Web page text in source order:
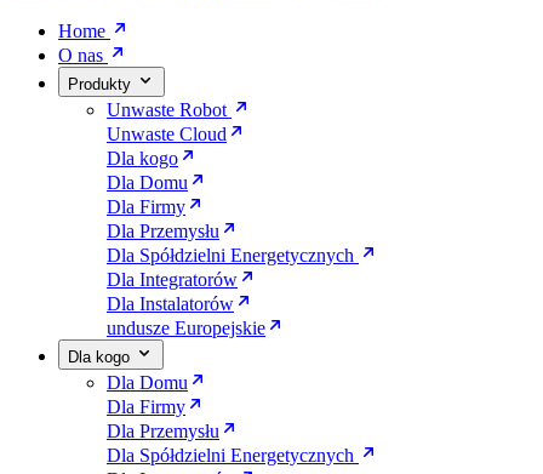
Home
O nas
Produkty
Unwaste Robot
Unwaste Cloud
Dla kogo
Dla Domu
Dla Firmy
Dla Przemysłu
Dla Spółdzielni Energetycznych
Dla Integratorów
Dla Instalatorów
undusze Europejskie
Dla kogo
Dla Domu
Dla Firmy
Dla Przemysłu
Dla Spółdzielni Energetycznych